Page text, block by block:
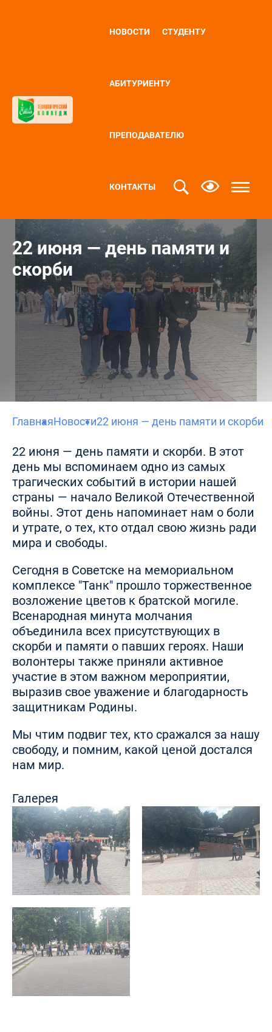
НОВОСТИ СТУДЕНТУ
АБИТУРИЕНТУ
ПРЕПОДАВАТЕЛЮ
КОНТАКТЫ
22 июня — день памяти и
скорби
ГлавнаяНовости22 июня — день памяти и скорби
22 июня — день памяти и скорби. В этот
день мы вспоминаем одно из самых
трагических событий в истории нашей
страны — начало Великой Отечественной
войны. Этот день напоминает нам о боли
и утрате, о тех, кто отдал свою жизнь ради
мира и свободы.
Сегодня в Советске на мемориальном
комплексе "Танк" прошло торжественное
возложение цветов к братской могиле.
Всенародная минута молчания
объединила всех присутствующих в
скорби и памяти о павших героях. Наши
волонтеры также приняли активное
участие в этом важном мероприятии,
выразив свое уважение и благодарность
защитникам Родины.
Мы чтим подвиг тех, кто сражался за нашу
свободу, и помним, какой ценой достался
нам мир.
Галерея